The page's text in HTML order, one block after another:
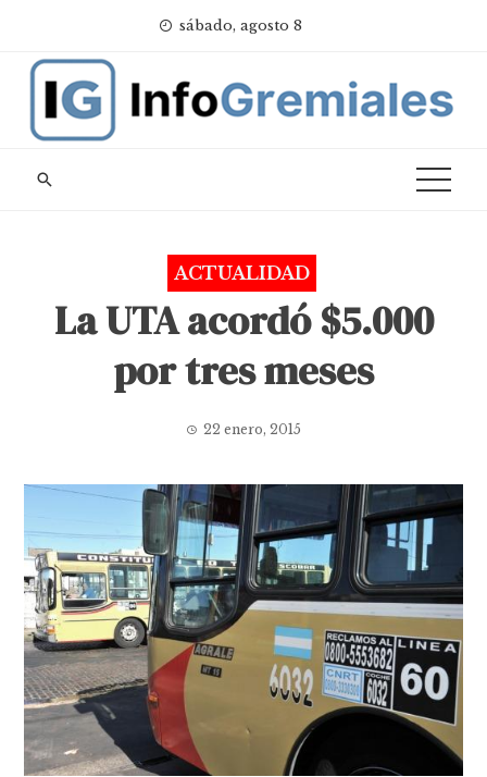
content
sábado, agosto 8
ACTUALIDAD
La UTA acordó $5.000
por tres meses
22 enero, 2015